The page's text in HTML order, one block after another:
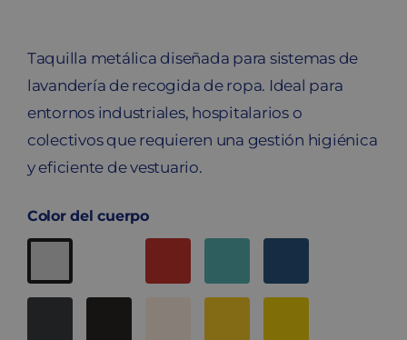
Taquilla metálica diseñada para sistemas de
lavandería de recogida de ropa. Ideal para
entornos industriales, hospitalarios o
colectivos que requieren una gestión higiénica
y eficiente de vestuario.
Color del cuerpo